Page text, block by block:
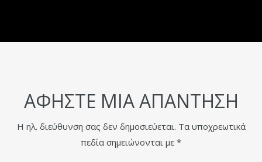
ΑΦΉΣΤΕ ΜΙΑ ΑΠΆΝΤΗΣΗ
Η ηλ. διεύθυνση σας δεν δημοσιεύεται. Τα υποχρεωτικά
πεδία σημειώνονται με *